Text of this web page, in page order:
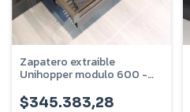
Zapatero extraible
Unihopper modulo 600 -
$345.383,28